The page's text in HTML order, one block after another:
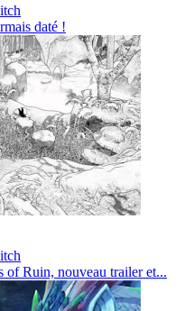
daté !
of Ruin, nouveau trailer et...